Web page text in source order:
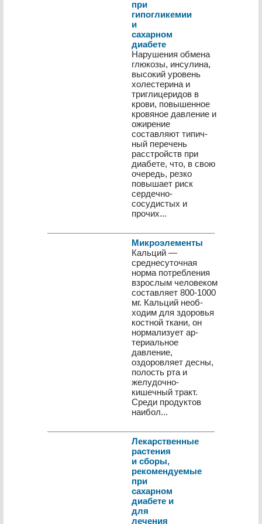
при
гипогликемии
и
сахарном
диабете
Нарушения обмена
глюкозы, инсулина,
высокий уровень
холестерина и
триглицеридов в
крови, повышенное
кровяное давление и
ожирение
составляют типич­
ный перечень
расстройств при
диабете, что, в свою
оче­редь, резко
повышает риск
сердечно-
сосудистых и
прочих...
Микроэлементы
Кальций —
среднесуточная
норма потребления
взрос­лым человеком
составляет 800-1000
мг. Кальций необ­
ходим для здоровья
костной ткани, он
нормализует ар­
териальное
давление,
оздоровляет десны,
полость рта и
желудочно-
кишечный тракт.
Среди продуктов
наибол...
Лекарственные
растения
и сборы,
рекомендуемые
при
сахарном
диабете и
для
лечения